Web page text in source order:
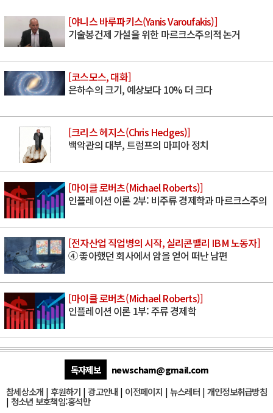
[야니스 바루파키스(Yanis Varoufakis)]
기술봉건제 가설을 위한 마르크스주의적 논거
[코스모스, 대화]
은하수의 크기, 예상보다 10% 더 크다
[크리스 헤지스(Chris Hedges)]
백악관의 대부, 트럼프의 마피아 정치
[마이클 로버츠(Michael Roberts)]
인플레이션 이론 2부: 비주류 경제학과 마르크스주의
[전자산업 직업병의 시작, 실리콘밸리 IBM 노동자]
④ 좋아했던 회사에서 암을 얻어 떠난 남편
[마이클 로버츠(Michael Roberts)]
인플레이션 이론 1부: 주류 경제학
독자제보
newscham@gmail.com
참세상소개 | 후원하기 |광고안내 | 이전페이지 | 뉴스레터| 개인정보취급방침
| 청소년 보호책임:홍석만